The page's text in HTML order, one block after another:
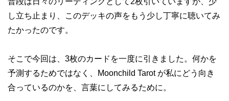
し立ち止まり、このデッキの声をもう少し丁寧に聴いてみ
たかったのです。
そこで今回は、3枚のカードを一度に引きました。何かを
予測するためではなく、Moonchild Tarot が私にどう向き
合っているのかを、言葉にしてみるために。